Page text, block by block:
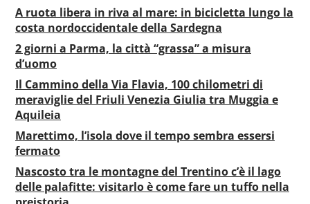
A ruota libera in riva al mare: in bicicletta lungo la
costa nordoccidentale della Sardegna
2 giorni a Parma, la città “grassa” a misura
d’uomo
Il Cammino della Via Flavia, 100 chilometri di
meraviglie del Friuli Venezia Giulia tra Muggia e
Aquileia
Marettimo, l’isola dove il tempo sembra essersi
fermato
Nascosto tra le montagne del Trentino c’è il lago
delle palafitte: visitarlo è come fare un tuffo nella